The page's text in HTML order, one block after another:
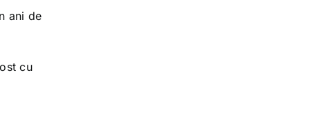
ani de
cu